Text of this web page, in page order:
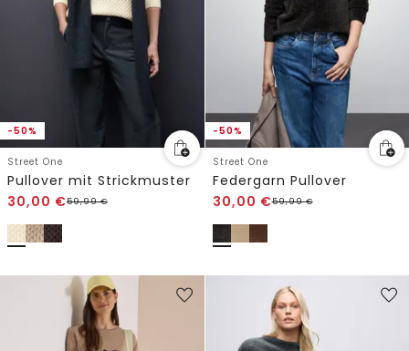
-50%
Street One
Pullover mit Strickmuster
30,00 €59,99€
-50%
Street One
Federgarn Pullover
30,00 €59,99€